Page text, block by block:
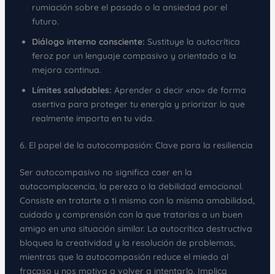
rumiación sobre el pasado o la ansiedad por el
futuro.
Diálogo interno consciente: Sustituye la autocrítica
feroz por un lenguaje compasivo y orientado a la
mejora continua.
Límites saludables: Aprender a decir «no» de forma
asertiva para proteger tu energía y priorizar lo que
realmente importa en tu vida.
6. El papel de la autocompasión: Clave para la resiliencia
Ser autocompasivo no significa caer en la
autocomplacencia, la pereza o la debilidad emocional.
Consiste en tratarte a ti mismo con la misma amabilidad,
cuidado y comprensión con la que tratarías a un buen
amigo en una situación similar. La autocrítica destructiva
bloquea la creatividad y la resolución de problemas,
mientras que la autocompasión reduce el miedo al
fracaso y nos motiva a volver a intentarlo. Implica